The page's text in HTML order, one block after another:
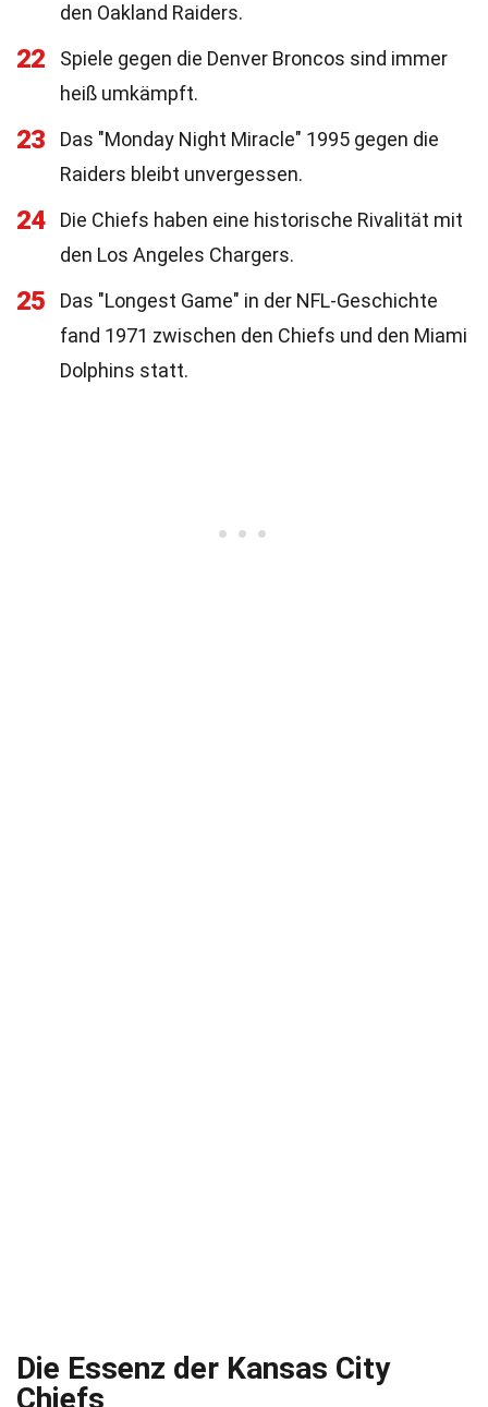
den Oakland Raiders.
22
Spiele gegen die Denver Broncos sind immer
heiß umkämpft.
23
Das "Monday Night Miracle" 1995 gegen die
Raiders bleibt unvergessen.
24
Die Chiefs haben eine historische Rivalität mit
den Los Angeles Chargers.
25
Das "Longest Game" in der NFL-Geschichte
fand 1971 zwischen den Chiefs und den Miami
Dolphins statt.
Die Essenz der Kansas City
Chiefs